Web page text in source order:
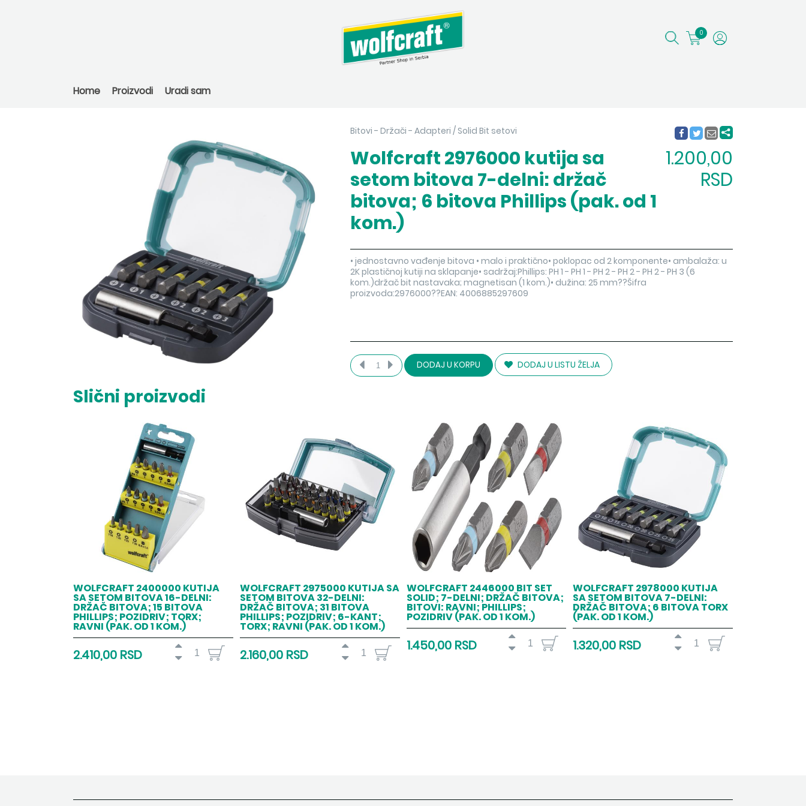
0
Home Proizvodi Uradi sam
Bitovi - Držači - Adapteri /Solid Bit setovi
Wolfcraft 2976000 kutija sa
setom bitova 7-delni: držač
bitova; 6 bitova Phillips (pak. od 1
kom.)
1.200,00
RSD
• jednostavno vađenje bitova • malo i praktično• poklopac od 2 komponente• ambalaža: u
2K plastičnoj kutiji na sklapanje• sadržaj:Phillips: PH 1 - PH 1 - PH 2 - PH 2 - PH 2 - PH 3 (6
kom.)držač bit nastavaka; magnetisan (1 kom.)• dužina: 25 mm??Šifra
proizvoda:2976000??EAN: 4006885297609
DODAJ U KORPU DODAJ U LISTU ŽELJA
Slični proizvodi
WOLFCRAFT 2400000 KUTIJA
SA SETOM BITOVA 16-DELNI:
DRŽAČ BITOVA; 15 BITOVA
PHILLIPS; POZIDRIV; TORX;
RAVNI (PAK. OD 1 KOM.)
2.410,00 RSD
WOLFCRAFT 2975000 KUTIJA SA
SETOM BITOVA 32-DELNI:
DRŽAČ BITOVA; 31 BITOVA
PHILLIPS; POZIDRIV; 6-KANT;
TORX; RAVNI (PAK. OD 1 KOM.)
2.160,00 RSD
WOLFCRAFT 2446000 BIT SET
SOLID; 7-DELNI; DRŽAČ BITOVA;
BITOVI: RAVNI; PHILLIPS;
POZIDRIV (PAK. OD 1 KOM.)
1.450,00 RSD
WOLFCRAFT 2978000 KUTIJA
SA SETOM BITOVA 7-DELNI:
DRŽAČ BITOVA; 6 BITOVA TORX
(PAK. OD 1 KOM.)
1.320,00 RSD